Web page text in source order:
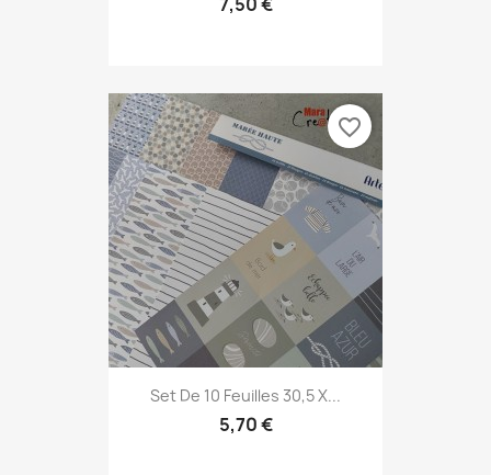
Set De 10 Feuilles 30,5 X...
5,70 €
favorite_border